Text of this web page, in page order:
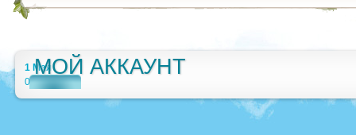
МОЙ АККАУНТ
1 Мая
0